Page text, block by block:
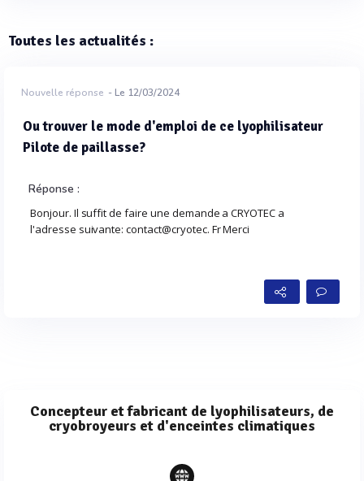
Toutes les actualités :
Nouvelle réponse - Le 12/03/2024
Ou trouver le mode d'emploi de ce lyophilisateur
Pilote de paillasse?
Réponse :
Bonjour. Il suffit de faire une demande a CRYOTEC a
l'adresse suivante: contact@cryotec. Fr Merci
Concepteur et fabricant de lyophilisateurs, de
cryobroyeurs et d'enceintes climatiques